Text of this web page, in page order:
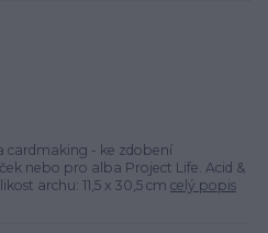
cardmaking - ke zdobení
nebo pro alba Project Life. Acid &
archu: 11,5 x 30,5 cm celý popis